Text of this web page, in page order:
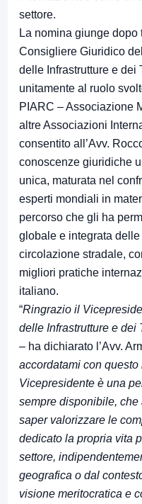
settore.
La nomina giunge
Consigliere Giuridico
delle Infrastrutture e dei
unitamente al ruolo
PIARC – Associazione
altre Associazioni
consentito all’Avv.
conoscenze giuridiche
unica, maturata nel
esperti mondiali in
percorso che gli ha
globale e integrata
circolazione stradale,
migliori pratiche
italiano.
“Ringrazio il
delle Infrastrutture e dei
– ha dichiarato l’Avv.
accordatami con
Vicepresidente è una
sempre disponibile,
saper valorizzare le
dedicato la propria vita
settore,
geografica o dal
visione meritocratica e